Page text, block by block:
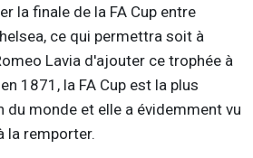
la finale de la FA Cup entre
ce qui permettra soit à
Lavia d'ajouter ce trophée à
1871, la FA Cup est la plus
du monde et elle a évidemment vu
la remporter.